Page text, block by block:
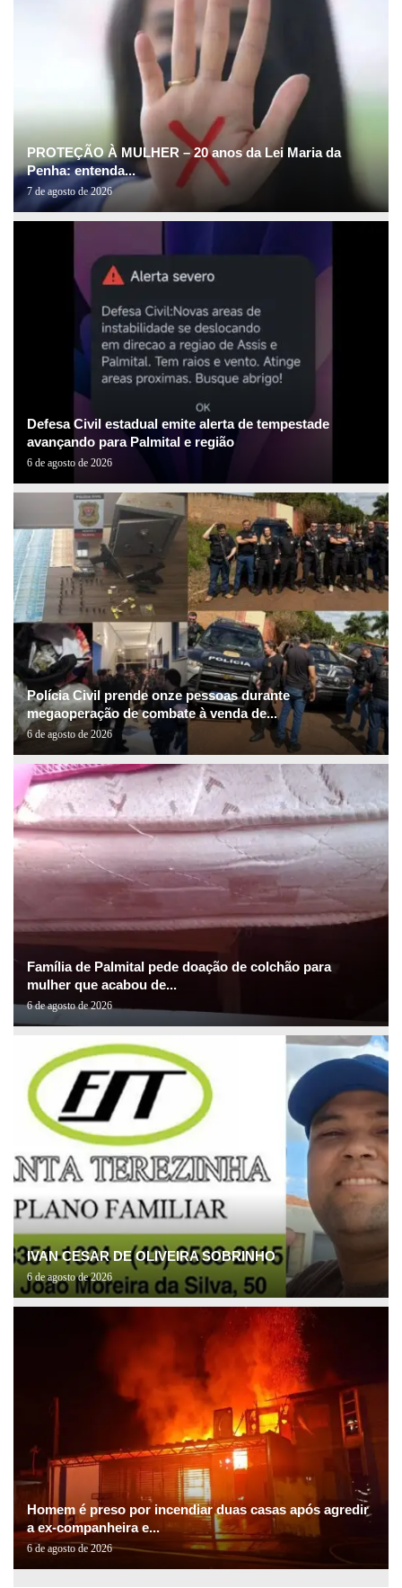
PROTEÇÃO À MULHER – 20 anos da Lei Maria da
Penha: entenda...
7 de agosto de 2026
Defesa Civil estadual emite alerta de tempestade
avançando para Palmital e região
6 de agosto de 2026
Polícia Civil prende onze pessoas durante
megaoperação de combate à venda de...
6 de agosto de 2026
Família de Palmital pede doação de colchão para
mulher que acabou de...
6 de agosto de 2026
IVAN CESAR DE OLIVEIRA SOBRINHO
6 de agosto de 2026
Homem é preso por incendiar duas casas após agredir
a ex-companheira e...
6 de agosto de 2026